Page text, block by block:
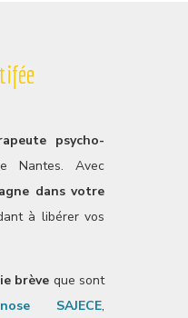
psycho-
Nantes. Avec
dans votre
à libérer vos
brève que sont
SAJECE,